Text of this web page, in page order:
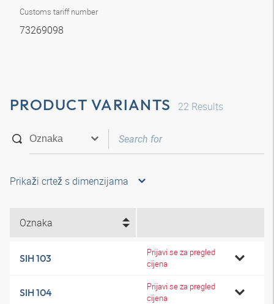
Customs tariff number
73269098
PRODUCT VARIANTS 22 Results
Prikaži crtež s dimenzijama
Oznaka
SIH 103
Prijavi se za pregled
cijena
SIH 104
Prijavi se za pregled
cijena